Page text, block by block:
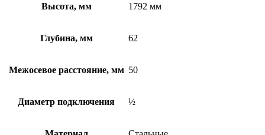
Высота, мм 1792 мм
Глубина, мм 62
Межосевое расстояние, мм 50
Диаметр подключения ½